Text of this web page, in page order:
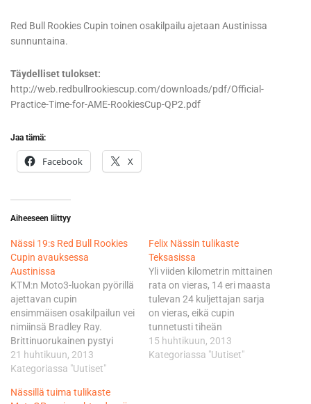
Red Bull Rookies Cupin toinen osakilpailu ajetaan Austinissa
sunnuntaina.
Täydelliset tulokset:
http://web.redbullrookiescup.com/downloads/pdf/Official-
Practice-Time-for-AME-RookiesCup-QP2.pdf
Jaa tämä:
Facebook X
Aiheeseen liittyy
Nässi 19:s Red Bull Rookies
Cupin avauksessa
Austinissa
KTM:n Moto3-luokan pyörillä
ajettavan cupin
ensimmäisen osakilpailun vei
nimiinsä Bradley Ray.
Brittinuorukainen pystyi
pitämään paalupaikalta
liikkeelle lähteneen
Hanikan 6,413 sekunnin
21 huhtikuun, 2013
Kategoriassa "Uutiset"
Felix Nässin tulikaste
Teksasissa
Yli viiden kilometrin mittainen
rata on vieras, 14 eri maasta
tulevan 24 kuljettajan sarja
on vieras, eikä cupin
tunnetusti tiheän
valintaseulan läpäisseiden
talenttien identtinen
15 huhtikuun, 2013
Kategoriassa "Uutiset"
Nässillä tuima tulikaste